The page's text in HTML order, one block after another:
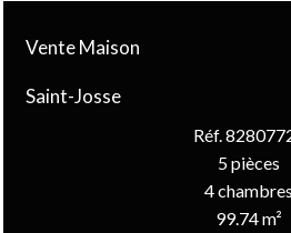
Vente Maison
Saint-Josse
Réf.
5 pièces
4 chambres
99.74 m²